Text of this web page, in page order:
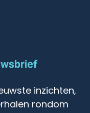
inzichten,
rondom